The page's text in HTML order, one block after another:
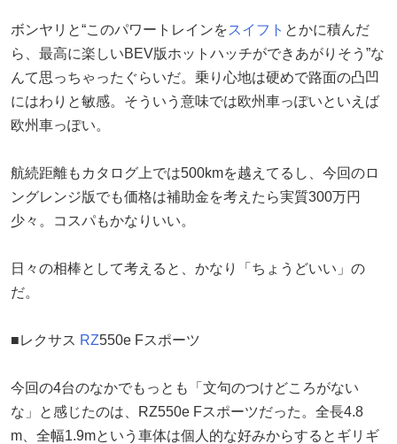
ボンヤリと“このパワートレインをスイフト とかに積んだ
ら、最高に楽しいBEV版ホットハッチができあがりそう”な
んて思っちゃったぐらいだ。乗り心地は硬めで路面の凸凹
にはわりと敏感。そういう意味では欧州車っぽいといえば
欧州車っぽい。
航続距離もカタログ上では500kmを越えてるし、今回のロ
ングレンジ版でも価格は補助金を考えたら実質300万円
少々。コスパもかなりいい。
日々の相棒として考えると、かなり「ちょうどいい」の
だ。
■レクサス RZ550e Fスポーツ
今回の4台のなかでもっとも「文句のつけどころがない
な」と感じたのは、RZ550e Fスポーツだった。全長4.8
m、全幅1.9mという車体は個人的な好みからするとギリギ